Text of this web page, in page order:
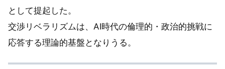
として提起した。
交渉リベラリズムは、AI時代の倫理的・政治的挑戦に
応答する理論的基盤となりうる。